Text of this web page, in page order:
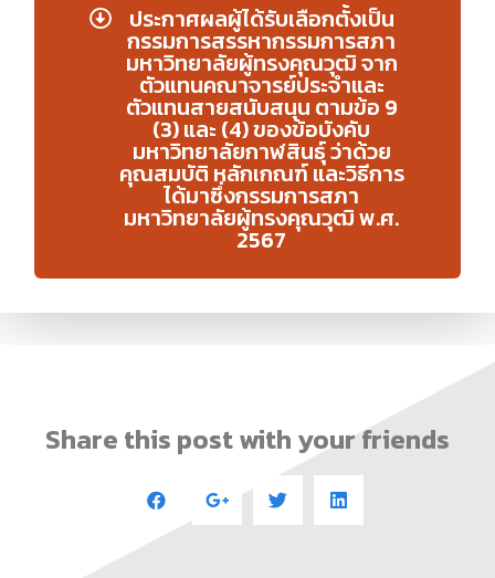
ประกาศผลผู้ได้รับเลือกตั้งเป็น
กรรมการสรรหากรรมการสภา
มหาวิทยาลัยผู้ทรงคุณวุฒิ จาก
ตัวแทนคณาจารย์ประจำและ
ตัวแทนสายสนับสนุน ตามข้อ 9
(3) และ (4) ของข้อบังคับ
มหาวิทยาลัยกาฬสินธุ์ ว่าด้วย
คุณสมบัติ หลักเกณฑ์ และวิธีการ
ได้มาซึ่งกรรมการสภา
มหาวิทยาลัยผู้ทรงคุณวุฒิ พ.ศ.
2567
Share this post with your friends